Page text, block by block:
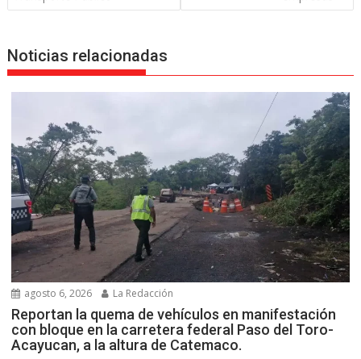
Noticias relacionadas
agosto 6, 2026 La Redacción
Reportan la quema de vehículos en manifestación
con bloque en la carretera federal Paso del Toro-
Acayucan, a la altura de Catemaco.